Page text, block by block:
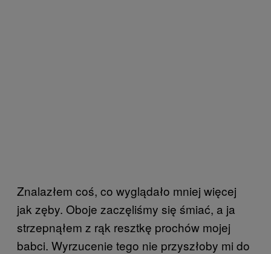
Znalazłem coś, co wyglądało mniej więcej
jak zęby. Oboje zaczęliśmy się śmiać, a ja
strzepnąłem z rąk resztkę prochów mojej
babci. Wyrzucenie tego nie przyszłoby mi do